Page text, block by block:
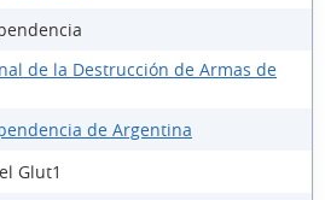
de la Destrucción de Armas de
de Argentina
Glut1